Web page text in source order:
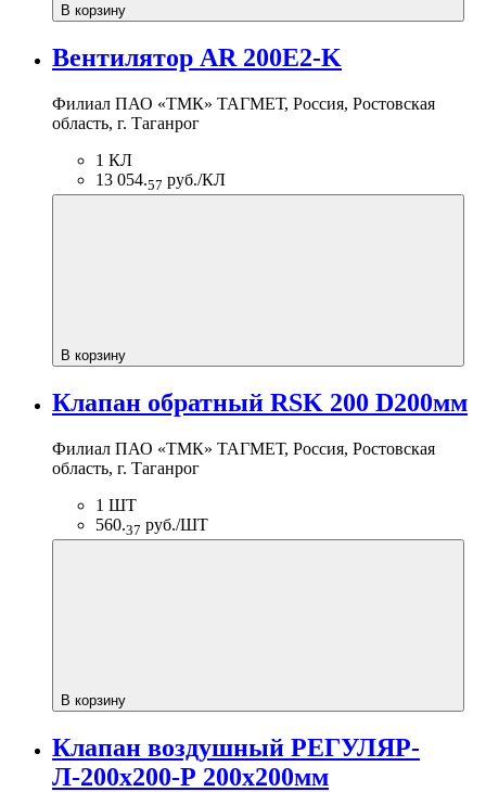
В корзину
Вентилятор AR 200E2-K
Филиал ПАО «ТМК» ТАГМЕТ, Россия, Ростовская
область, г. Таганрог
1 КЛ
13 054.57 руб./КЛ
В корзину
Клапан обратный RSK 200 D200мм
Филиал ПАО «ТМК» ТАГМЕТ, Россия, Ростовская
область, г. Таганрог
1 ШТ
560.37 руб./ШТ
В корзину
Клапан воздушный РЕГУЛЯР-
Л-200х200-Р 200х200мм